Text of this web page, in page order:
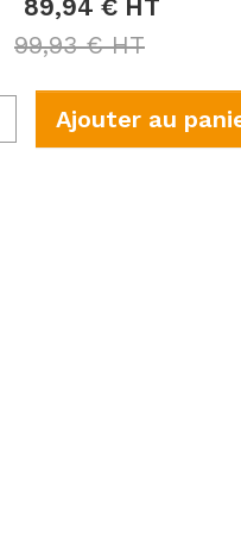
89,94 € HT
99,93 € HT
Ajouter au